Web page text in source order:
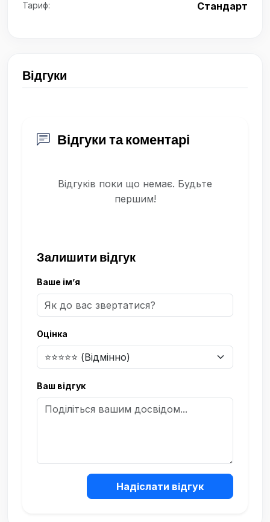
Тариф: Стандарт
Відгуки
Відгуки та коментарі
Відгуків поки що немає. Будьте
першим!
Залишити відгук
Ваше ім’я
Оцінка
Ваш відгук
Надіслати відгук